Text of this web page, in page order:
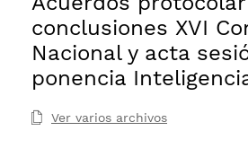
conclusiones XVI
Nacional y acta
ponencia
Ver varios archivos